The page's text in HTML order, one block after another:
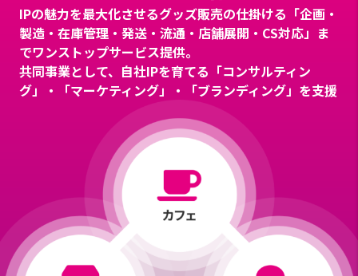
IPの魅力を最大化させるグッズ販売の仕掛ける「企画・
製造・在庫管理・発送・流通・店舗展開・CS対応」ま
でワンストップサービス提供。
共同事業として、自社IPを育てる「コンサルティン
グ」・「マーケティング」・「ブランディング」を支援